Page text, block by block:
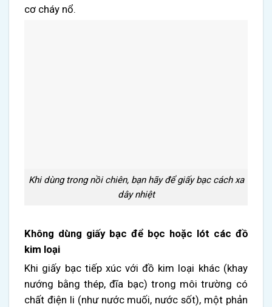
cơ cháy nổ.
Khi dùng trong nồi chiên, bạn hãy để giấy bạc cách xa
dây nhiệt
Không dùng giấy bạc để bọc hoặc lót các đồ
kim loại
Khi giấy bạc tiếp xúc với đồ kim loại khác (khay
nướng bằng thép, đĩa bạc) trong môi trường có
chất điện li (như nước muối, nước sốt), một phản